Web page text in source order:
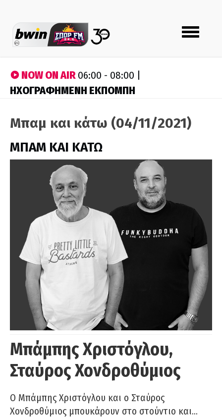
Toggle
navigation
NOW ON AIR06:00 - 08:00 |
ΗΧΟΓΡΑΦΗΜΕΝΗ ΕΚΠΟΜΠΗ
Μπαμ και κάτω (04/11/2021)
ΜΠΑΜ ΚΑΙ ΚΑΤΩ
Μπάμπης Χριστόγλου,
Σταύρος Χονδροθύμιος
O Μπάμπης Χριστόγλου και ο Σταύρος
Χονδροθύμιος μπουκάρουν στο στούντιο και…